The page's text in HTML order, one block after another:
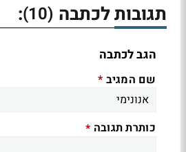
תגובות לכתבה (10)
:
הגב לכתבה
שם המגיב *
כותרת תגובה *